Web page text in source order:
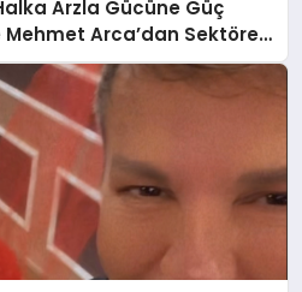
Arzla Gücüne Güç
Mehmet Arca’dan Sektöre